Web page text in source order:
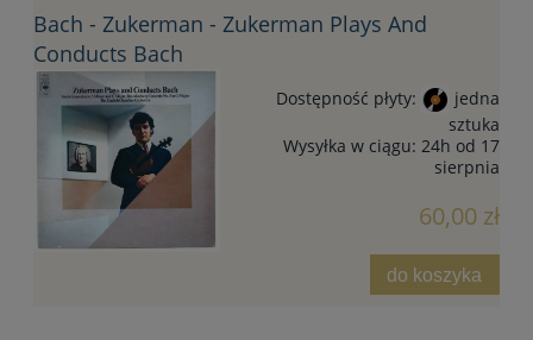
Bach - Zukerman - Zukerman Plays And
Conducts Bach
Dostępność płyty:
jedna
sztuka
Wysyłka w ciągu: 24h od 17
sierpnia
60,00 zł
do koszyka